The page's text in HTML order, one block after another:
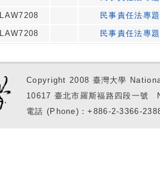
LAW7208
民事責任法專
LAW7208 民事責任法專
Copyright 2008 臺灣大學
10617 臺北市羅斯福路四段一
電話 (Phone)：+886-2-3366-